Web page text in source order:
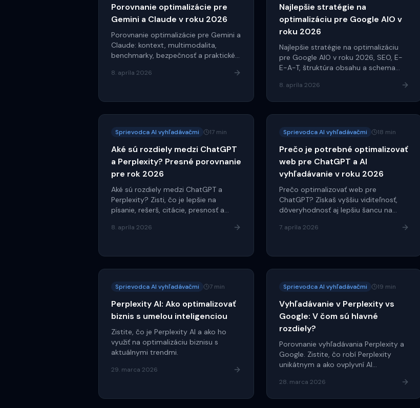
Porovnanie optimalizácie pre
Gemini a Claude v roku 2026
Porovnanie optimalizácie pre Gemini a
Claude: kontext, multimodalita,
benchmarky, bezpečnosť a praktické
8. apríla 2026
Najlepšie stratégie na
optimalizáciu pre Google AIO v
roku 2026
Najlepšie stratégie na optimalizáciu
pre Google AIO v roku 2026, SEO, E-
E-A-T, štruktúra obsahu a schema
8. apríla 2026
Sprievodca AI vyhľadávačmi 17 min
Aké sú rozdiely medzi ChatGPT
a Perplexity? Presné porovnanie
pre rok 2026
Aké sú rozdiely medzi ChatGPT a
Perplexity? Zisti, čo je lepšie na
písanie, rešerš, citácie, presnosť a
8. apríla 2026
Sprievodca AI vyhľadávačmi 18 min
Prečo je potrebné optimalizovať
web pre ChatGPT a AI
vyhľadávanie v roku 2026
Prečo optimalizovať web pre
ChatGPT? Získaš vyššiu viditeľnosť,
dôveryhodnosť aj lepšiu šancu na
7. apríla 2026
Sprievodca AI vyhľadávačmi 7 min
Perplexity AI: Ako optimalizovať
biznis s umelou inteligenciou
Zistite, čo je Perplexity AI a ako ho
využiť na optimalizáciu biznisu s
aktuálnymi trendmi.
29. marca 2026
Sprievodca AI vyhľadávačmi 19 min
Vyhľadávanie v Perplexity vs
Google: V čom sú hlavné
rozdiely?
Porovnanie vyhľadávania Perplexity a
Google. Zistite, čo robí Perplexity
unikátnym a ako ovplyvní AI
28. marca 2026